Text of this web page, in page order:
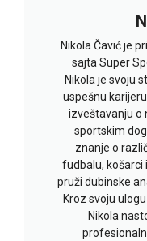
Nikola Čavić je
sajta Super
Nikola je svoju
uspešnu
izveštavanju o
sportskim
znanje o
fudbalu, košarci
pruži dubinske
Kroz svoju
Nikola